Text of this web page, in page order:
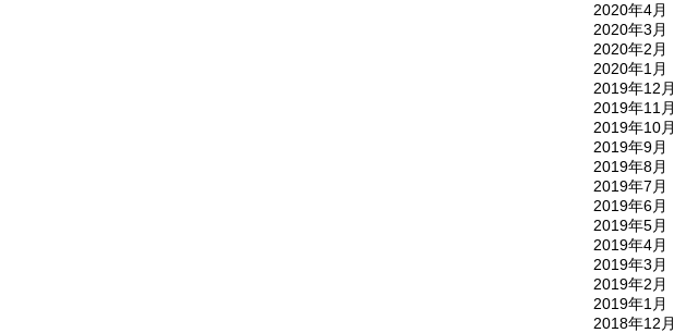
2020年4月
2020年3月
2020年2月
2020年1月
2019年12月
2019年11月
2019年10月
2019年9月
2019年8月
2019年7月
2019年6月
2019年5月
2019年4月
2019年3月
2019年2月
2019年1月
2018年12月